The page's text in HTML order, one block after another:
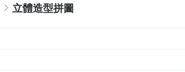
立體造型拼圖